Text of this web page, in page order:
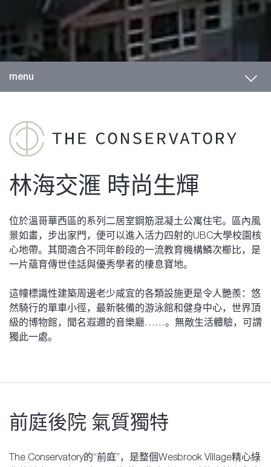
menu
林海交滙 時尚生輝
位於溫哥華西區的系列二居室鋼筋混凝土公寓住宅。區內風
景如畫，步出家門，便可以進入活力四射的UBC大學校園核
心地帶。其間適合不同年齡段的一流教育機構鱗次櫛比，是
一片蘊育傳世佳話與優秀學者的棲息寶地。
這幢標識性建築周邊老少咸宜的各類設施更是令人艷羨：悠
然騎行的單車小徑，最新裝備的游泳館和健身中心，世界頂
級的博物館，聞名遐邇的音樂廳……。無敵生活體驗，可謂
獨此一處。
前庭後院 氣質獨特
The Conservatory的“前庭”，是整個Wesbrook Village精心綠